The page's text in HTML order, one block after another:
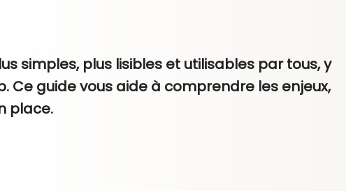
simples, plus lisibles et utilisables par tous, y
guide vous aide à comprendre les enjeux,
place.